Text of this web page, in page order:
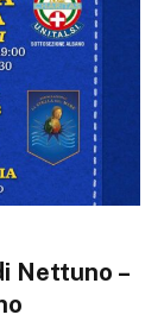
Nettuno –